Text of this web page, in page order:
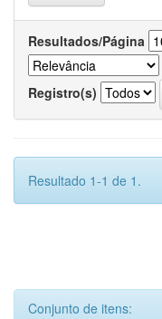
Resultados/Página
Registro(s)
Resultado 1-1 de 1.
Conjunto de itens: